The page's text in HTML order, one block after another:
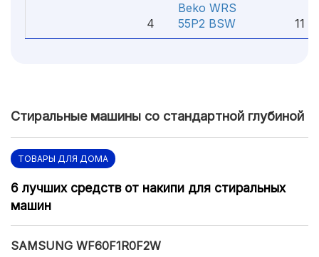
4
Beko WRS
55P2 BSW
11
Стиральные машины со стандартной глубиной
ТОВАРЫ ДЛЯ ДОМА
6 лучших средств от накипи для стиральных
машин
SAMSUNG WF60F1R0F2W